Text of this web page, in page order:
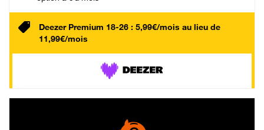
Deezer Premium 18-26 : 5,99€/mois au lieu de
11,99€/mois